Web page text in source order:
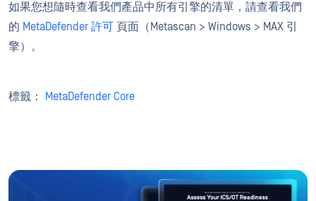
如果您想隨時查看我們產品中所有引擎的清單，請查看我們
的 MetaDefender 許可
頁面（Metascan > Windows > MAX 引
擎）。
標籤： MetaDefender Core